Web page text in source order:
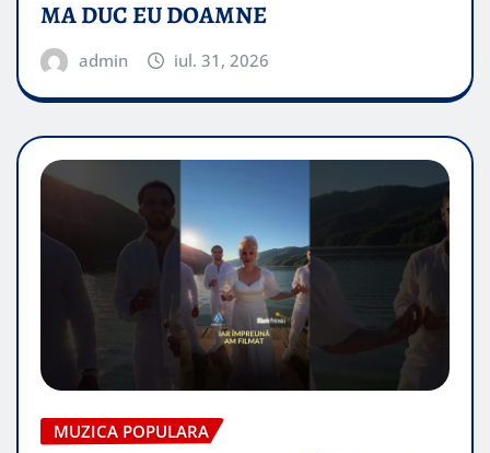
MA DUC EU DOAMNE
admin iul. 31, 2026
MUZICA POPULARA